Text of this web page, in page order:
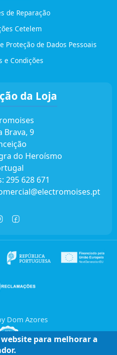
de Reparação
Cetelem
Proteção de Dados Pessoais
e Condições
da Loja
Brava, 9
do Heroísmo
295 628 671
Dom Azores
para melhorar a